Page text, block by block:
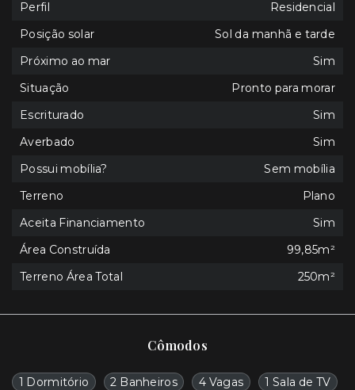
Cômodos
1 Dormitório 2 Banheiros 4 Vagas
1 Sala de TV
Perfil
Residencial
Posição solar
Sol da manhã e tarde
Próximo ao mar
Sim
Situação
Pronto para morar
Escriturado
Sim
Averbado
Sim
Possui mobília?
Sem mobília
Terreno
Plano
Aceita Financiamento
Sim
Área Construída
99,85m²
Terreno Área Total
250m²